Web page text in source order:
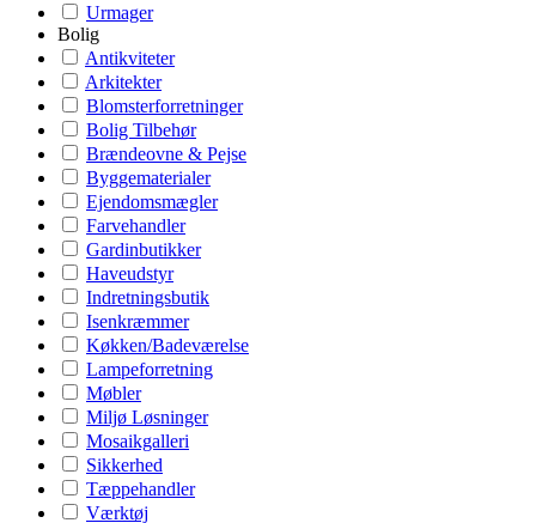
Urmager
Bolig
Antikviteter
Arkitekter
Blomsterforretninger
Bolig Tilbehør
Brændeovne & Pejse
Byggematerialer
Ejendomsmægler
Farvehandler
Gardinbutikker
Haveudstyr
Indretningsbutik
Isenkræmmer
Køkken/Badeværelse
Lampeforretning
Møbler
Miljø Løsninger
Mosaikgalleri
Sikkerhed
Tæppehandler
Værktøj